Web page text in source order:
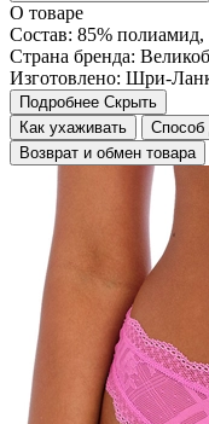
О товаре
Состав: 85% полиамид,
Страна бренда:
Изготовлено: Шри-
Подробнее Скрыть
Как ухаживать
Способ
Возврат и обмен товара